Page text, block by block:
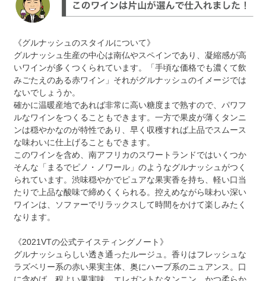
《グルナッシュのスタイルについて》
グルナッシュ生産の中心は南仏やスペインであり、凝縮感が高
いワインが多くつくられています。「手頃な価格でも濃くて飲
みごたえのある赤ワイン」それがグルナッシュのイメージでは
ないでしょうか。
確かに温暖産地であれば非常に高い糖度まで熟すので、パワフ
ルなワインをつくることもできます。一方で果皮が薄くタンニ
ンは穏やかなのが特性であり、早く収穫すれば上品でスムース
な味わいに仕上げることもできます。
このワインを含め、南アフリカのスワートランドではいくつか
そんな「まるでピノ・ノワール」のようなグルナッシュがつく
られています。渋味穏やかでピュアな果実香を持ち、軽い口当
たりで上品な酸味で締めくくられる。控えめながら味わい深い
ワインは、ソファーでリラックスして時間をかけて楽しみたく
なります。
《2021VTの公式テイスティングノート》
グルナッシュらしい透き通ったルージュ。香りはフレッシュな
ラズベリー系の赤い果実主体、奥にハーブ系のニュアンス。口